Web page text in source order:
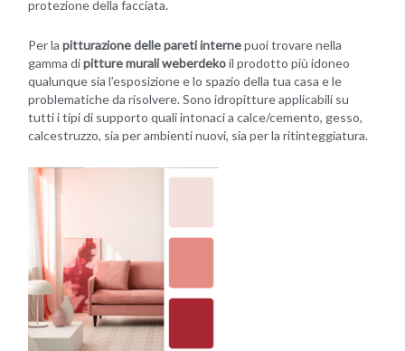
protezione della facciata.
Per lapitturazione delle pareti internepuoi trovare nella
gamma dipitture murali weberdekoil prodotto più idoneo
qualunque sia l’esposizione e lo spazio della tua casa e le
problematiche da risolvere. Sono idropitture applicabili su
tutti i tipi di supporto quali intonaci a calce/cemento, gesso,
calcestruzzo, sia per ambienti nuovi, sia per la ritinteggiatura.